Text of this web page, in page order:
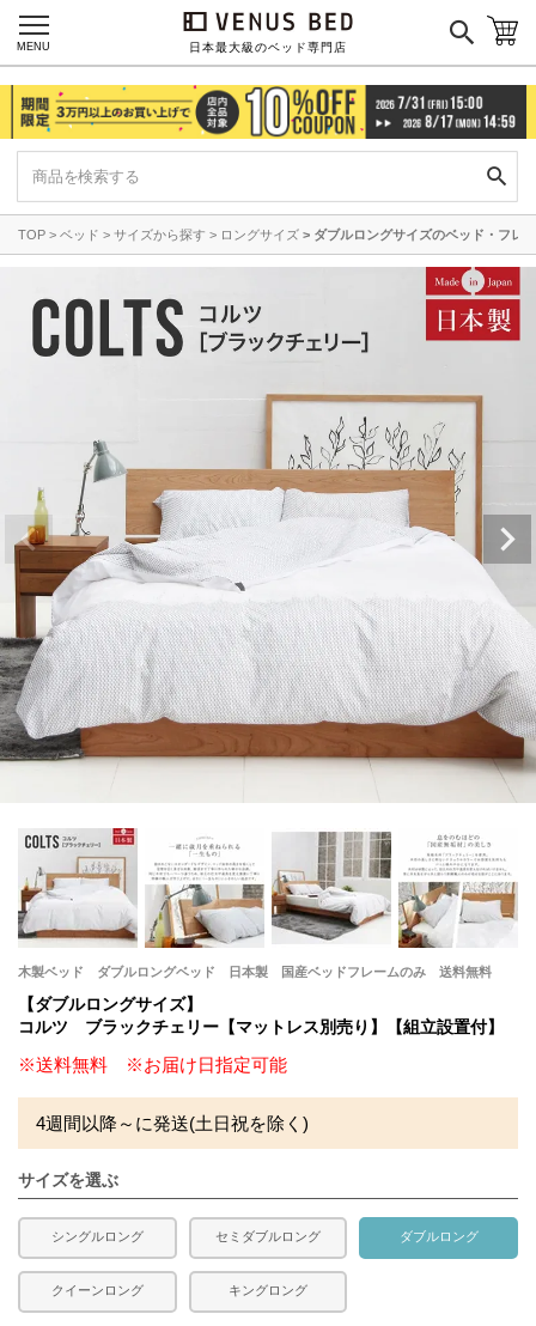
日本最大級のベッド専門店
MENU
TOP ベッド サイズから探す ロングサイズ ダブルロングサイズのベッド・フレ
木製ベッド ダブルロングベッド 日本製 国産ベッドフレームのみ 送料無料
【ダブルロングサイズ】
コルツ ブラックチェリー【マットレス別売り】【組立設置付】
※送料無料 ※お届け日指定可能
4週間以降～に発送(土日祝を除く)
サイズを選ぶ
シングルロング セミダブルロング ダブルロング
クイーンロング キングロング